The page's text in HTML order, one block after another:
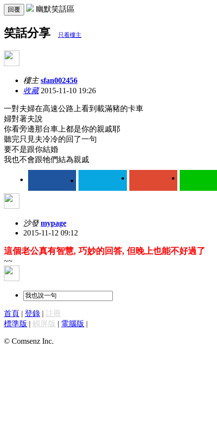
回覆 幽默笑話區
笑話分享 只看樓主
樓主 sfan002456
收藏2015-11-10 19:26
一對夫婦在高速公路上看到載滿豬的卡車
婦對著夫說
你看旁邊那台車上都是你的親戚耶
聽完只見夫冷冷的回了一句
要不是跟你結婚
我也不會跟牠們結為親戚
沙發 mypage
2015-11-12 09:12
這個老公真有智慧, 巧妙的回答, 但晚上也能不好過了
~~
首頁 | 登錄 | 註冊
標準版 | 觸屏版 | 電腦版 |
© Comsenz Inc.